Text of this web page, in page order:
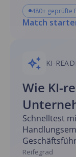
480+ geprüfte
Match
KI-
Wie KI-
Schnelltest
Reifegrad